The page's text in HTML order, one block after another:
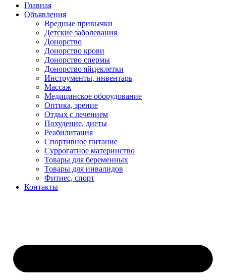
Главная
Объявления
Вредные привычки
Детские заболевания
Донорство
Донорство крови
Донорство спермы
Донорство яйцеклетки
Инструменты, инвентарь
Массаж
Медицинское оборудование
Оптика, зрение
Отдых с лечением
Похудение, диеты
Реабилитация
Спортивное питание
Суррогатное материнство
Товары для беременных
Товары для инвалидов
Фитнес, спорт
Контакты